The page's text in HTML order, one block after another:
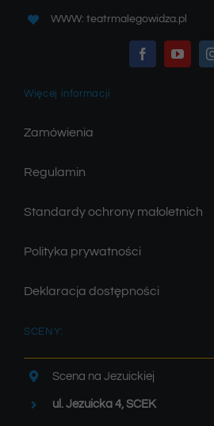
WWW: teatrmalegowidza.pl
Więcej informacji
Zamówienia
Regulamin
Standardy ochrony małoletnich
Polityka prywatności
Deklaracja dostępności
SCENY:
Scena na Jezuickiej
ul. Jezuicka 4, SCEK